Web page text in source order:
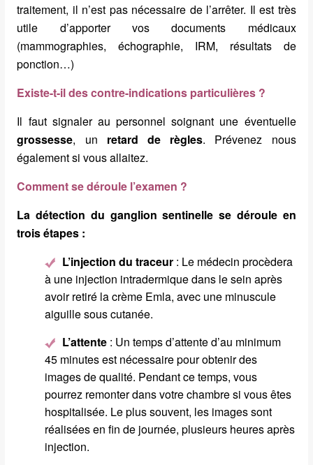
traitement, il n’est pas nécessaire de l’arrêter. Il est très
utile d’apporter vos documents médicaux
(mammographies, échographie, IRM, résultats de
ponction…)
Existe-t-il des contre-indications particulières ?
Il faut signaler au personnel soignant une éventuelle
grossesse, un retard de règles. Prévenez nous
également si vous allaitez.
Comment se déroule l’examen ?
La détection du ganglion sentinelle se déroule en
trois étapes :
L’injection du traceur : Le médecin procèdera
à une injection intradermique dans le sein après
avoir retiré la crème Emla, avec une minuscule
aiguille sous cutanée.
L’attente : Un temps d’attente d’au minimum
45 minutes est nécessaire pour obtenir des
images de qualité. Pendant ce temps, vous
pourrez remonter dans votre chambre si vous êtes
hospitalisée. Le plus souvent, les images sont
réalisées en fin de journée, plusieurs heures après
injection.